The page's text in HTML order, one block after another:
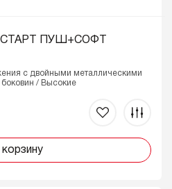
СТАРТ ПУШ+СОФТ
с двойными металлическими
/ Высокие
корзину